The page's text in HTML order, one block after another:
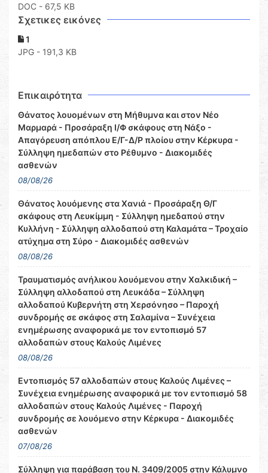
DOC - 67,5 KB
Σχετικες εικόνες
1
JPG - 191,3 KB
Επικαιρότητα
Θάνατος λουομένων στη Μήθυμνα και στον Νέο
Μαρμαρά - Προσάραξη Ι/Φ σκάφους στη Νάξο -
Απαγόρευση απόπλου Ε/Γ-Δ/Ρ πλοίου στην Κέρκυρα -
Σύλληψη ημεδαπών στο Ρέθυμνο - Διακομιδές
ασθενών
08/08/26
Θάνατος λουόμενης στα Χανιά - Προσάραξη Θ/Γ
σκάφους στη Λευκίμμη - Σύλληψη ημεδαπού στην
Κυλλήνη - Σύλληψη αλλοδαπού στη Καλαμάτα – Τροχαίο
ατύχημα στη Σύρο - Διακομιδές ασθενών
08/08/26
Τραυματισμός ανήλικου λουόμενου στην Χαλκιδική –
Σύλληψη αλλοδαπού στη Λευκάδα – Σύλληψη
αλλοδαπού Κυβερνήτη στη Χερσόνησο – Παροχή
συνδρομής σε σκάφος στη Σαλαμίνα – Συνέχεια
ενημέρωσης αναφορικά με τον εντοπισμό 57
αλλοδαπών στους Καλούς Λιμένες
08/08/26
Εντοπισμός 57 αλλοδαπών στους Καλούς Λιμένες –
Συνέχεια ενημέρωσης αναφορικά με τον εντοπισμό 58
αλλοδαπών στους Καλούς Λιμένες - Παροχή
συνδρομής σε λουόμενο στην Κέρκυρα - Διακομιδές
ασθενών
07/08/26
Σύλληψη για παράβαση του Ν. 3409/2005 στην Κάλυμνο